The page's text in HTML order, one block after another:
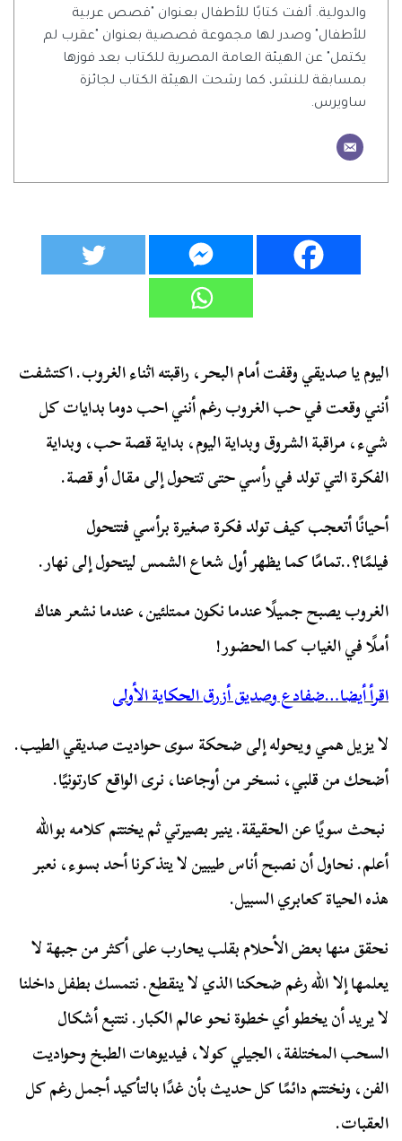
والدولية. ألفت كتابًا للأطفال بعنوان "قصص عربية
للأطفال" وصدر لها مجموعة قصصية بعنوان "عقرب لم
يكتمل" عن الهيئة العامة المصرية للكتاب بعد فوزها
بمسابقة للنشر، كما رشحت الهيئة الكتاب لجائزة
ساويرس.
اليوم يا صديقي وقفت أمام البحر، راقبته اثناء الغروب. اكتشفت
أنني وقعت في حب الغروب رغم أنني احب دوما بدايات كل
شيء، مراقبة الشروق وبداية اليوم، بداية قصة حب، وبداية
الفكرة التي تولد في رأسي حتى تتحول إلى مقال أو قصة.
أحيانًا أتعجب كيف تولد فكرة صغيرة برأسي فتتحول
فيلمًا؟..تمامًا كما يظهر أول شعاع الشمس ليتحول إلى نهار.
الغروب يصبح جميلًا عندما نكون ممتلئين، عندما نشعر هناك
أملًا في الغياب كما الحضور!
اقرأ أيضا…ضفادع وصديق أزرق الحكاية الأولى
لا يزيل همي ويحوله إلى ضحكة سوى حواديت صديقي الطيب.
أضحك من قلبي، نسخر من أوجاعنا، نرى الواقع كارتونيًا.
نبحث سويًا عن الحقيقة. ينير بصيرتي ثم يختتم كلامه بوالله
أعلم. نحاول أن نصبح أناس طيبين لا يتذكرنا أحد بسوء، نعبر
هذه الحياة كعابري السبيل.
نحقق منها بعض الأحلام بقلب يحارب على أكثر من جبهة لا
يعلمها إلا الله رغم ضحكنا الذي لا ينقطع. نتمسك بطفل داخلنا
لا يريد أن يخطو أي خطوة نحو عالم الكبار. نتتبع أشكال
السحب المختلفة، الجيلي كولا، فيديوهات الطبخ وحواديت
الفن، ونختتم دائمًا كل حديث بأن غدًا بالتأكيد أجمل رغم كل
العقبات.